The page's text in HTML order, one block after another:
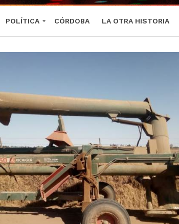
POLÍTICA CÓRDOBA LA OTRA HISTORIA